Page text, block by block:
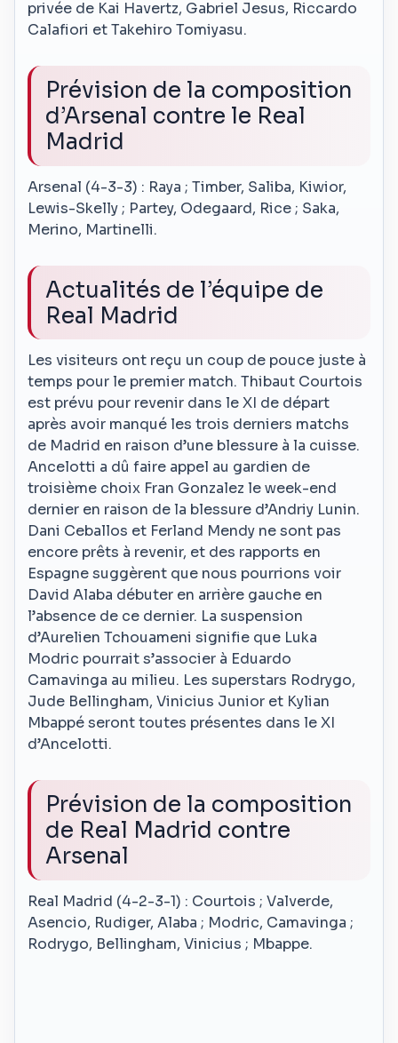
privée de Kai Havertz, Gabriel Jesus, Riccardo
Calafiori et Takehiro Tomiyasu.
Prévision de la composition
d’Arsenal contre le Real
Madrid
Arsenal (4-3-3) : Raya ; Timber, Saliba, Kiwior,
Lewis-Skelly ; Partey, Odegaard, Rice ; Saka,
Merino, Martinelli.
Actualités de l’équipe de
Real Madrid
Les visiteurs ont reçu un coup de pouce juste à
temps pour le premier match. Thibaut Courtois
est prévu pour revenir dans le XI de départ
après avoir manqué les trois derniers matchs
de Madrid en raison d’une blessure à la cuisse.
Ancelotti a dû faire appel au gardien de
troisième choix Fran Gonzalez le week-end
dernier en raison de la blessure d’Andriy Lunin.
Dani Ceballos et Ferland Mendy ne sont pas
encore prêts à revenir, et des rapports en
Espagne suggèrent que nous pourrions voir
David Alaba débuter en arrière gauche en
l’absence de ce dernier. La suspension
d’Aurelien Tchouameni signifie que Luka
Modric pourrait s’associer à Eduardo
Camavinga au milieu. Les superstars Rodrygo,
Jude Bellingham, Vinicius Junior et Kylian
Mbappé seront toutes présentes dans le XI
d’Ancelotti.
Prévision de la composition
de Real Madrid contre
Arsenal
Real Madrid (4-2-3-1) : Courtois ; Valverde,
Asencio, Rudiger, Alaba ; Modric, Camavinga ;
Rodrygo, Bellingham, Vinicius ; Mbappe.